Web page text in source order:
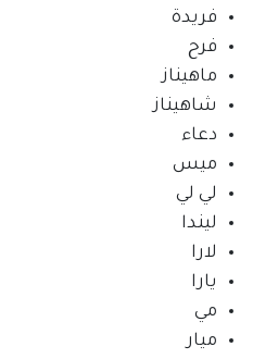
فريدة
فرح
ماهيناز
شاهيناز
دعاء
ميس
لي لي
ليندا
لارا
يارا
مي
ميار